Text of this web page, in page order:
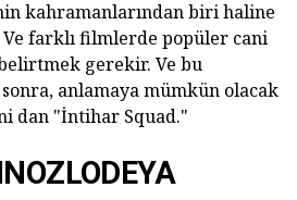
kahramanlarından biri haline
farklı filmlerde popüler cani
gerekir. Ve bu
anlamaya mümkün olacak
dan "İntihar Squad."